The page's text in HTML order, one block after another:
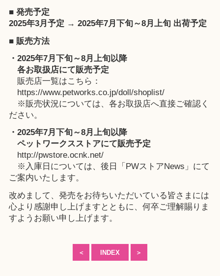
■ 発売予定
2025年3月予定 → 2025年7月下旬～8月上旬 出荷予定
■ 販売方法
・2025年7月下旬～8月上旬以降
各お取扱店にて販売予定
販売店一覧はこちら：
https://www.petworks.co.jp/doll/shoplist/
※販売状況については、各お取扱店へ直接ご確認く
ださい。
・2025年7月下旬～8月上旬以降
ペットワークスストアにて販売予定
http://pwstore.ocnk.net/
※入庫日については、後日「 PWストアNews」 にて
ご案内いたします。
改めまして、発売をお待ちいただいている皆さまには
心より感謝申し上げますとともに、何卒ご理解賜りま
すようお願い申し上げます。
＜ INDEX ＞